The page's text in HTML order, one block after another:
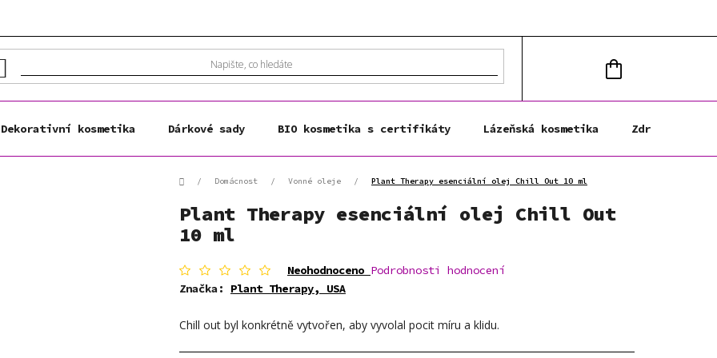
KOŠÍK
Dekorativní kosmetika Dárkové sady BIO kosmetika s certifikáty Lázeňská kosmetika Zdravá výživa
Domů/ Domácnost / Vonné oleje / Plant Therapy esenciální olej Chill Out 10 ml
Plant Therapy esenciální olej Chill Out
10 ml
Průměrné
hodnocení
produktu
0,0
5
Neohodnoceno Podrobnosti hodnocení
Značka: Plant Therapy, USA
Chill out byl konkrétně vytvořen, aby vyvolal pocit míru a klidu.